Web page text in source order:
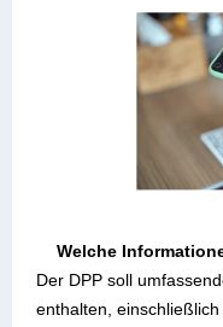
Welche
Der DPP soll
enthalten,